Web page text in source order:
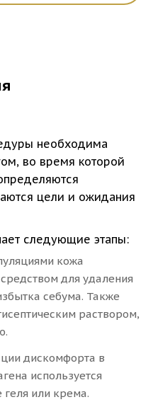
пациентам на
с такими
как
необходима
во время которой
цели и ожидания
следующие этапы:
кожа
для удаления
себума. Также
раствором,
дискомфорта в
используется
геля или крема.